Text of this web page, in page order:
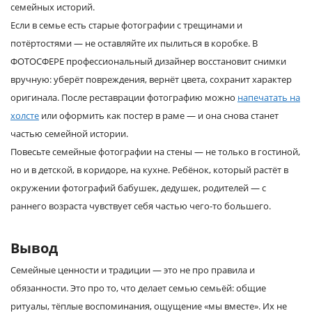
семейных историй.
Если в семье есть старые фотографии с трещинами и
потёртостями — не оставляйте их пылиться в коробке. В
ФОТОСФЕРЕ профессиональный дизайнер восстановит снимки
вручную: уберёт повреждения, вернёт цвета, сохранит характер
оригинала. После реставрации фотографию можно напечатать на
холсте или оформить как постер в раме — и она снова станет
частью семейной истории.
Повесьте семейные фотографии на стены — не только в гостиной,
но и в детской, в коридоре, на кухне. Ребёнок, который растёт в
окружении фотографий бабушек, дедушек, родителей — с
раннего возраста чувствует себя частью чего-то большего.
Вывод
Семейные ценности и традиции — это не про правила и
обязанности. Это про то, что делает семью семьёй: общие
ритуалы, тёплые воспоминания, ощущение «мы вместе». Их не